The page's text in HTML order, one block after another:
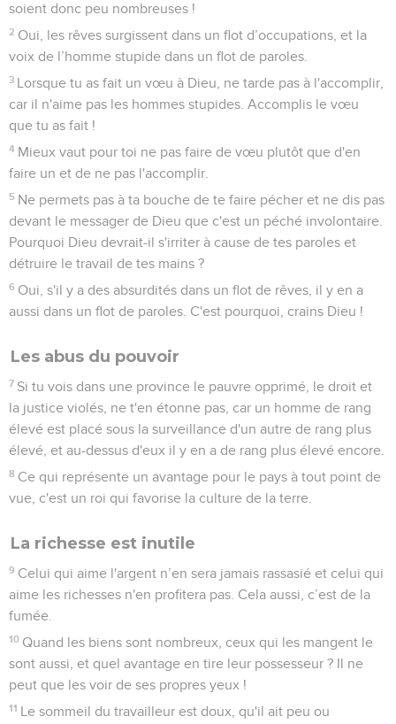
soient donc peu nombreuses !
2 Oui, les rêves surgissent dans un flot d’occupations, et la
voix de l’homme stupide dans un flot de paroles.
3 Lorsque tu as fait un vœu à Dieu, ne tarde pas à l'accomplir,
car il n'aime pas les hommes stupides. Accomplis le vœu
que tu as fait !
4 Mieux vaut pour toi ne pas faire de vœu plutôt que d'en
faire un et de ne pas l'accomplir.
5 Ne permets pas à ta bouche de te faire pécher et ne dis pas
devant le messager de Dieu que c'est un péché involontaire.
Pourquoi Dieu devrait-il s'irriter à cause de tes paroles et
détruire le travail de tes mains ?
6 Oui, s'il y a des absurdités dans un flot de rêves, il y en a
aussi dans un flot de paroles. C'est pourquoi, crains Dieu !
Les abus du pouvoir
7 Si tu vois dans une province le pauvre opprimé, le droit et
la justice violés, ne t'en étonne pas, car un homme de rang
élevé est placé sous la surveillance d'un autre de rang plus
élevé, et au-dessus d'eux il y en a de rang plus élevé encore.
8 Ce qui représente un avantage pour le pays à tout point de
vue, c'est un roi qui favorise la culture de la terre.
La richesse est inutile
9 Celui qui aime l'argent n’en sera jamais rassasié et celui qui
aime les richesses n'en profitera pas. Cela aussi, c’est de la
fumée.
10 Quand les biens sont nombreux, ceux qui les mangent le
sont aussi, et quel avantage en tire leur possesseur ? Il ne
peut que les voir de ses propres yeux !
11 Le sommeil du travailleur est doux, qu'il ait peu ou